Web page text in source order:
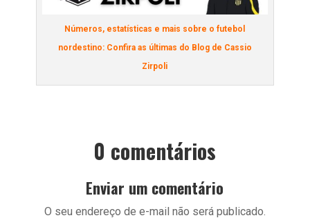
Números, estatísticas e mais sobre o futebol
nordestino: Confira as últimas do Blog de Cassio
Zirpoli
0 comentários
Enviar um comentário
O seu endereço de e-mail não será publicado.